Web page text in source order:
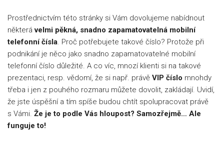
Prostřednictvím této stránky si Vám dovolujeme nabídnout
některávelmi pěkná, snadno zapamatovatelná mobilní
telefonní čísla. Proč potřebujete takové číslo? Protože při
podnikání je něco jako snadno zapamatovatelné mobilní
telefonní číslo důležité. A co víc, mnozí klienti si na takové
prezentaci, resp. vědomí, že si např. právě VIP číslo mnohdy
třeba i jen z pouhého rozmaru můžete dovolit, zakládají. Uvidí,
že jste úspěšní a tím spíše budou chtít spolupracovat právě
s Vámi. Že je to podle Vás hloupost? Samozřejmě… Ale
funguje to!